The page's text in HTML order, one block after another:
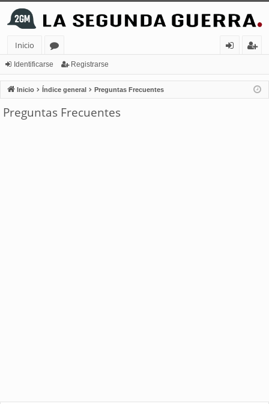
Inicio
or
os
nt
ifi
ist
ra
Identificarse Registrarse
Inicio Índice general Preguntas Frecuentes
Preguntas Frecuentes